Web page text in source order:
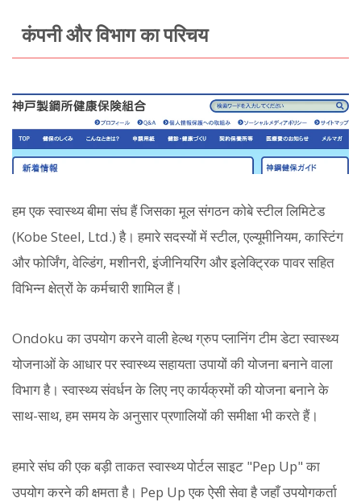
कंपनी और विभाग का परिचय
हम एक स्वास्थ्य बीमा संघ हैं जिसका मूल संगठन कोबे स्टील लिमिटेड
(Kobe Steel, Ltd.) है। हमारे सदस्यों में स्टील, एल्यूमीनियम, कास्टिंग
और फोर्जिंग, वेल्डिंग, मशीनरी, इंजीनियरिंग और इलेक्ट्रिक पावर सहित
विभिन्न क्षेत्रों के कर्मचारी शामिल हैं।
Ondoku का उपयोग करने वाली हेल्थ ग्रुप प्लानिंग टीम डेटा स्वास्थ्य
योजनाओं के आधार पर स्वास्थ्य सहायता उपायों की योजना बनाने वाला
विभाग है। स्वास्थ्य संवर्धन के लिए नए कार्यक्रमों की योजना बनाने के
साथ-साथ, हम समय के अनुसार प्रणालियों की समीक्षा भी करते हैं।
हमारे संघ की एक बड़ी ताकत स्वास्थ्य पोर्टल साइट "Pep Up" का
उपयोग करने की क्षमता है। Pep Up एक ऐसी सेवा है जहाँ उपयोगकर्ता